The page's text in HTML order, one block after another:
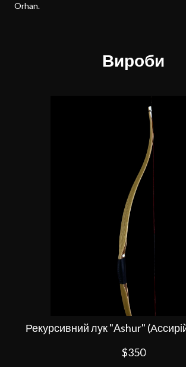
Orhan.
Вироби
Рекурсивний лук "Ashur"
$350